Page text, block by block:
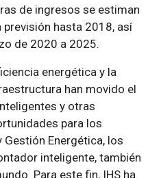
de ingresos se estiman
previsión hasta 2018, así
de 2020 a 2025.
energética y la
han movido el
y otras
para los
Energética, los
inteligente, también
Para este fin, IHS ha